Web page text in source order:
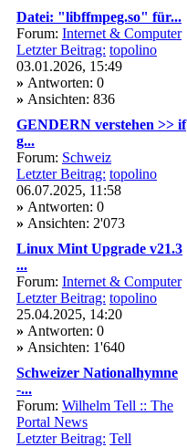
Datei: "libffmpeg.so" für...
Forum: Internet & Computer
Letzter Beitrag: topolino
03.01.2026, 15:49
» Antworten: 0
» Ansichten: 836
GENDERN verstehen >> if
g...
Forum: Schweiz
Letzter Beitrag: topolino
06.07.2025, 11:58
» Antworten: 0
» Ansichten: 2'073
Linux Mint Upgrade v21.3
...
Forum: Internet & Computer
Letzter Beitrag: topolino
25.04.2025, 14:20
» Antworten: 0
» Ansichten: 1'640
Schweizer Nationalhymne
-...
Forum: Wilhelm Tell :: The
Portal News
Letzter Beitrag: Tell